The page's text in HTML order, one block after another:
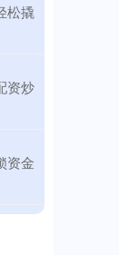
松撬
资炒
资金